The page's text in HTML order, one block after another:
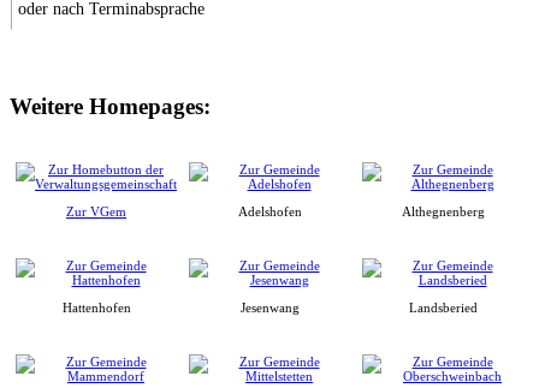
oder nach Terminabsprache
Weitere Homepages:
Zur VGem Adelshofen Althegnenberg
Hattenhofen Jesenwang Landsberied